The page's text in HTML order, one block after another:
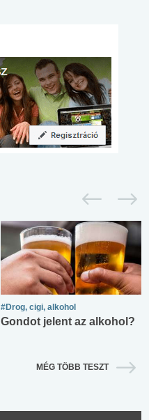
#Drog, cigi, alkohol
Gondot jelent az alkohol?
MÉG TÖBB TESZT